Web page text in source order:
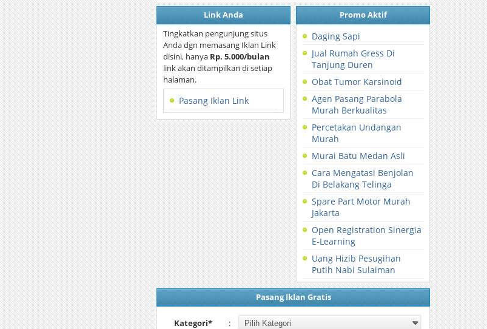
Link Anda
Tingkatkan pengunjung situs
Anda dgn memasang Iklan Link
disini, hanya Rp. 5.000/bulan
link akan ditampilkan di setiap
halaman.
Pasang Iklan Link
Promo Aktif
Daging Sapi
Jual Rumah Gress Di
Tanjung Duren
Obat Tumor Karsinoid
Agen Pasang Parabola
Murah Berkualitas
Percetakan Undangan
Murah
Murai Batu Medan Asli
Cara Mengatasi Benjolan
Di Belakang Telinga
Spare Part Motor Murah
Jakarta
Open Registration Sinergia
E-Learning
Uang Hizib Pesugihan
Putih Nabi Sulaiman
Pasang Iklan Gratis
Kategori* :